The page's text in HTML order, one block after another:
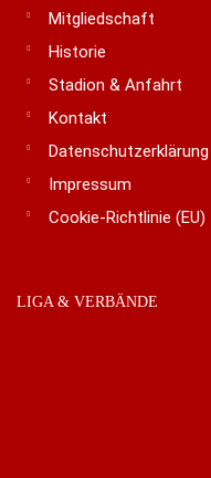
Mitgliedschaft
Historie
Stadion & Anfahrt
Kontakt
Datenschutzerklärung
Impressum
Cookie-Richtlinie (EU)
LIGA & VERBÄNDE